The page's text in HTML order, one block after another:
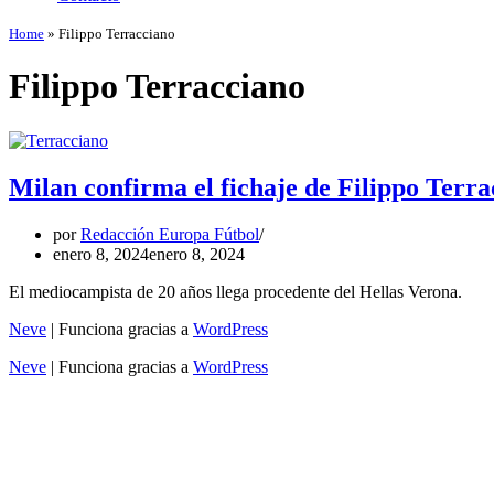
Home » Filippo Terracciano
Filippo Terracciano
Milan confirma el fichaje de Filippo
porRedacción Europa Fútbol
enero 8, 2024enero 8, 2024
El mediocampista de 20 años llega procedente del Hellas Verona.
Neve | Funciona gracias a WordPress
Neve | Funciona gracias a WordPress